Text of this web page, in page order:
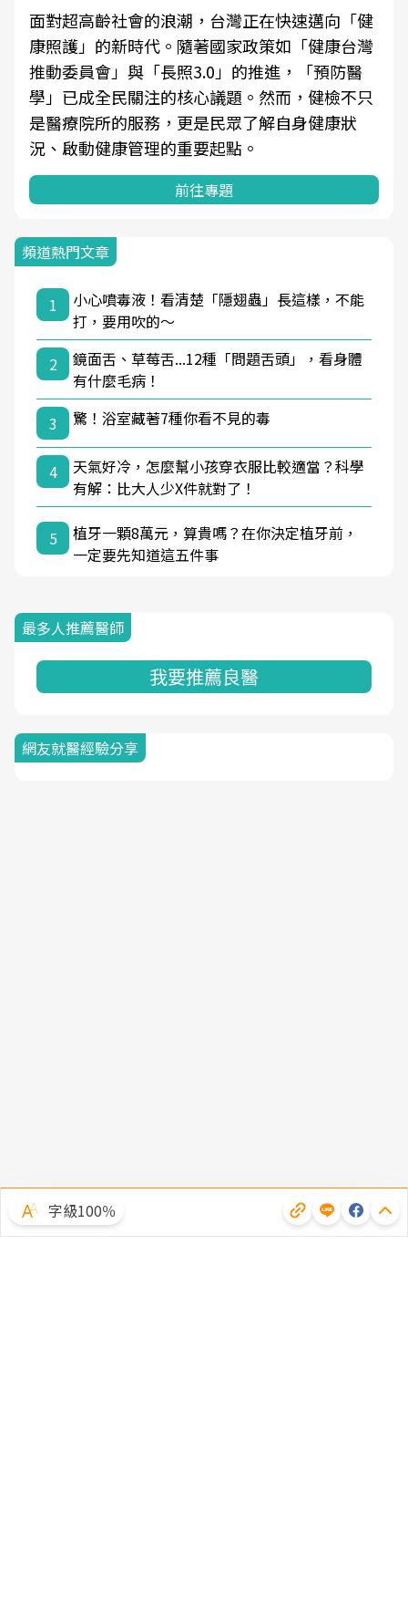
面對超高齡社會的浪潮，台灣正在快速邁向「健
康照護」的新時代。隨著國家政策如「健康台灣
推動委員會」與「長照3.0」的推進，「預防醫
學」已成全民關注的核心議題。然而，健檢不只
是醫療院所的服務，更是民眾了解自身健康狀
況、啟動健康管理的重要起點。
前往專題
頻道熱門文章
1
小心噴毒液！看清楚「隱翅蟲」長這樣，不能
打，要用吹的～
2
鏡面舌、草莓舌...12種「問題舌頭」，看身體
有什麼毛病！
3
驚！浴室藏著7種你看不見的毒
4
天氣好冷，怎麼幫小孩穿衣服比較適當？科學
有解：比大人少X件就對了！
5
植牙一顆8萬元，算貴嗎？在你決定植牙前，
一定要先知道這五件事
最多人推薦醫師
我要推薦良醫
網友就醫經驗分享
字級100％